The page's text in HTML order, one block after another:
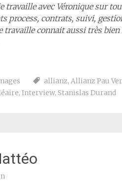
travaille avec Véronique sur
process, contrats, suivi,
travaille connait aussi très
allianz, Allianz Pau
, Interview, Stanislas Durand